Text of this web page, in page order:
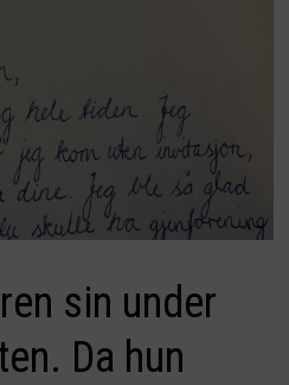
sin under
Da hun